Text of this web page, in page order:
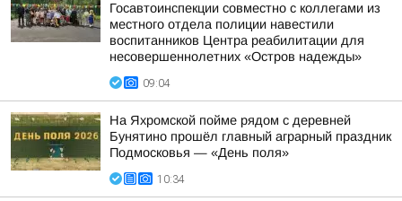
Госавтоинспекции совместно с коллегами из
местного отдела полиции навестили
воспитанников Центра реабилитации для
несовершеннолетних «Остров надежды»
09:04
На Яхромской пойме рядом с деревней
Бунятино прошёл главный аграрный праздник
Подмосковья — «День поля»
10:34